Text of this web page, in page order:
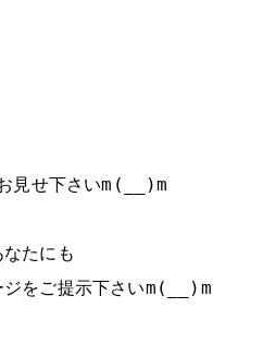
見せ下さいm(__)m
たにも
ジをご提示下さいm(__)m